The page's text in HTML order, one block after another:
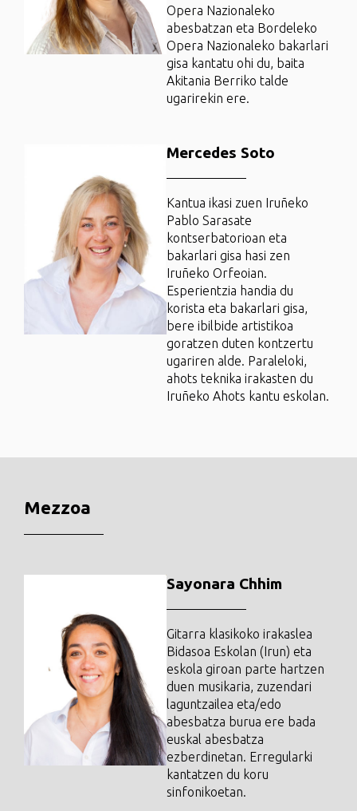
Opera Nazionaleko
abesbatzan eta Bordeleko
Opera Nazionaleko bakarlari
gisa kantatu ohi du, baita
Akitania Berriko talde
ugarirekin ere.
Mercedes Soto
Kantua ikasi zuen Iruñeko
Pablo Sarasate
kontserbatorioan eta
bakarlari gisa hasi zen
Iruñeko Orfeoian.
Esperientzia handia du
korista eta bakarlari gisa,
bere ibilbide artistikoa
goratzen duten kontzertu
ugariren alde. Paraleloki,
ahots teknika irakasten du
Iruñeko Ahots kantu eskolan.
Mezzoa
Sayonara Chhim
Gitarra klasikoko irakaslea
Bidasoa Eskolan (Irun) eta
eskola giroan parte hartzen
duen musikaria, zuzendari
laguntzailea eta/edo
abesbatza burua ere bada
euskal abesbatza
ezberdinetan. Erregularki
kantatzen du koru
sinfonikoetan.